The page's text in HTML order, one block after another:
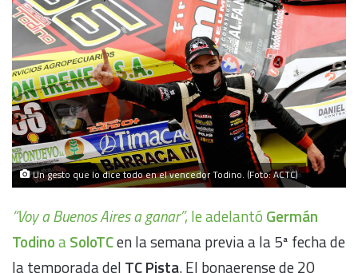
Un gesto que lo dice todo en el vencedor Todino. (Foto: ACTC)
“Voy a Buenos Aires a ganar”, le adelantó Germán
TodinoaSoloTCen la semana previa a la 5ª fecha de
la temporada del TC Pista. El bonaerense de 20